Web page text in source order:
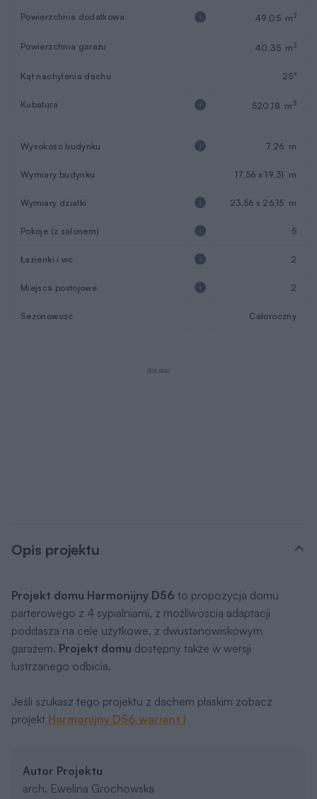
Powierzchnia dodatkowa 49,05 m2
Powierzchnia garażu 40,35 m2
Kąt nachylenia dachu 25°
Kubatura 520,18 m3
Wysokość budynku 7,26 m
Wymiary budynku 17,56 x 19,31 m
Wymiary działki 23,56 x 26,15 m
Pokoje (z salonem) 5
Łazienki i wc 2
Miejsca postojowe 2
Sezonowość Całoroczny
REKLAMA
Opis projektu
Projekt domu Harmonijny D56 to propozycja domu
parterowego z 4 sypialniami, z możliwością adaptacji
poddasza na cele użytkowe, z dwustanowiskowym
garażem. Projekt domu dostępny także w wersji
lustrzanego odbicia.
Jeśli szukasz tego projektu z dachem płaskim zobacz
projekt Harmonijny D56 wariant I
Autor Projektu
arch. Ewelina Grochowska